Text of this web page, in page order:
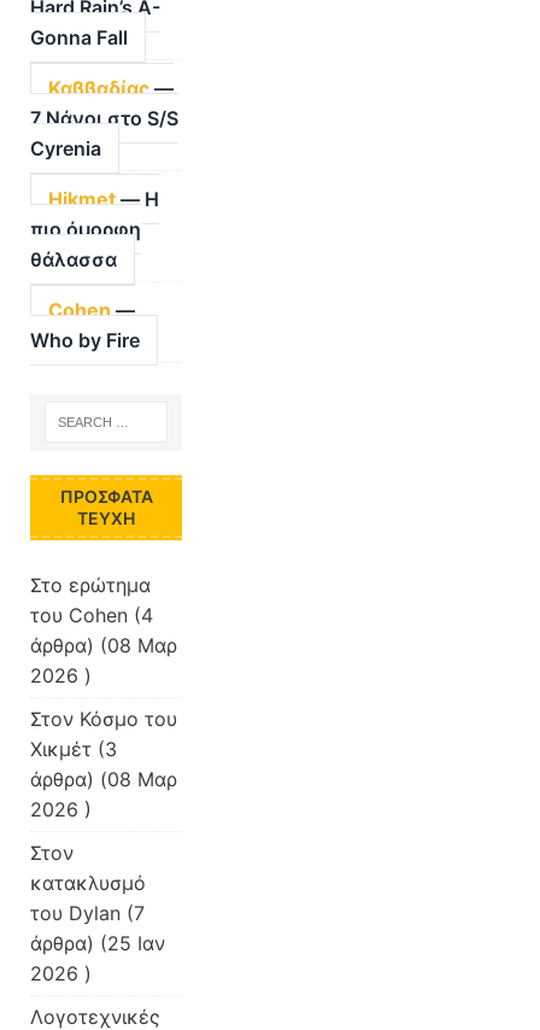
Hard Rain’s A-
Gonna Fall
Καββαδίας—
7 Νάνοι στο S/S
Cyrenia
Hikmet— Η
πιο όμορφη
θάλασσα
Cohen—
Who by Fire
ΠΡΌΣΦΑΤΑ
ΤΕΎΧΗ
Στο ερώτημα
του Cohen (4
άρθρα) (08 Μαρ
2026 )
Στον Κόσμο του
Χικμέτ (3
άρθρα) (08 Μαρ
2026 )
Στον
κατακλυσμό
του Dylan (7
άρθρα) (25 Ιαν
2026 )
Λογοτεχνικές